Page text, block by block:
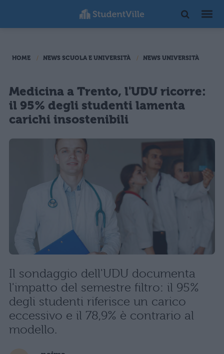
HOME NEWS SCUOLA E UNIVERSITÀ NEWS UNIVERSITÀ
Medicina a Trento, l'UDU ricorre:
il 95% degli studenti lamenta
carichi insostenibili
Il sondaggio dell'UDU documenta
l'impatto del semestre filtro: il 95%
degli studenti riferisce un carico
eccessivo e il 78,9% è contrario al
modello.